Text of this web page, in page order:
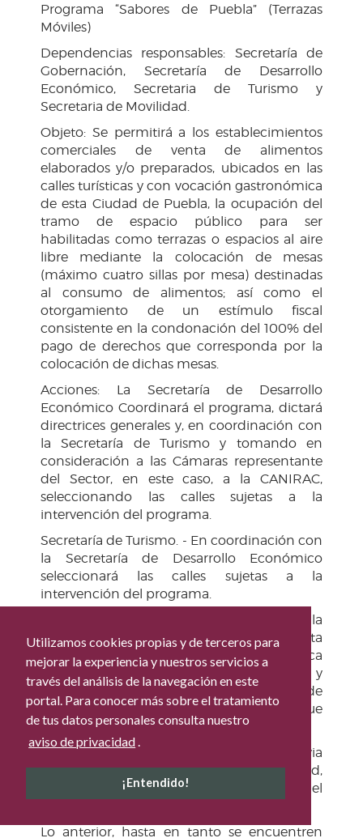
Utilizamos cookies propias y de terceros para
mejorar la experiencia y nuestros servicios a
través del análisis de la navegación en este
portal. Para conocer más sobre el tratamiento
de tus datos personales consulta nuestro
aviso de privacidad.
¡Entendido!
Programa “Sabores de Puebla” (Terrazas
Móviles)
Dependencias responsables: Secretaría de
Gobernación, Secretaría de Desarrollo
Económico, Secretaria de Turismo y
Secretaria de Movilidad.
Objeto: Se permitirá a los establecimientos
comerciales de venta de alimentos
elaborados y/o preparados, ubicados en las
calles turísticas y con vocación gastronómica
de esta Ciudad de Puebla, la ocupación del
tramo de espacio público para ser
habilitadas como terrazas o espacios al aire
libre mediante la colocación de mesas
(máximo cuatro sillas por mesa) destinadas
al consumo de alimentos; así como el
otorgamiento de un estímulo fiscal
consistente en la condonación del 100% del
pago de derechos que corresponda por la
colocación de dichas mesas.
Acciones: La Secretaría de Desarrollo
Económico Coordinará el programa, dictará
directrices generales y, en coordinación con
la Secretaría de Turismo y tomando en
consideración a las Cámaras representante
del Sector, en este caso, a la CANIRAC,
seleccionando las calles sujetas a la
intervención del programa.
Secretaría de Turismo. - En coordinación con
la Secretaría de Desarrollo Económico
seleccionará las calles sujetas a la
intervención del programa.
Secretaría de Movilidad. - Determinará la
factibilidad y delimitación del área propuesta
para la colocación de mesas en la vía pública
respecto de las opciones de movilidad y
acceso a destinos; así como la generación de
nuevas opciones de movilidad y acceso que
se vean afectadas.
Secretaría de Gobernación. – Previa
determinación de la Secretaría de Movilidad,
emitirá la autorización para la colocación del
Lo anterior, hasta en tanto se encuentren